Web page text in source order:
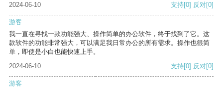
2024-06-10 支持[0] 反对[0]
游客
我一直在寻找一款功能强大、操作简单的办公软件，终于找到了它。这
款软件的功能非常强大，可以满足我日常办公的所有需求。操作也很简
单，即使是小白也能快速上手。
2024-06-10
支持[0] 反对[0]
游客